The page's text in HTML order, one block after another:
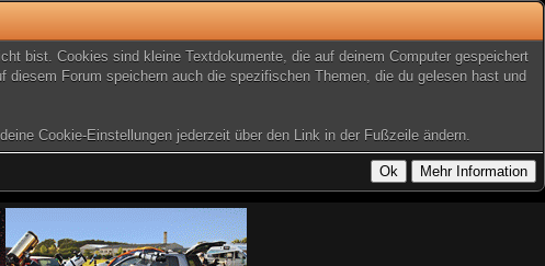
bist. Cookies sind kleine Textdokumente, die auf deinem Computer gespeichert
Forum speichern auch die spezifischen Themen, die du gelesen hast und
Cookie-Einstellungen jederzeit über den Link in der Fußzeile ändern.